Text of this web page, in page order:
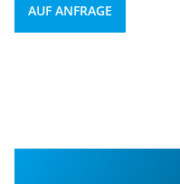
AUF ANFRAGE